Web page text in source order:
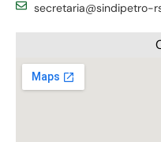
secretaria@sindipetro-